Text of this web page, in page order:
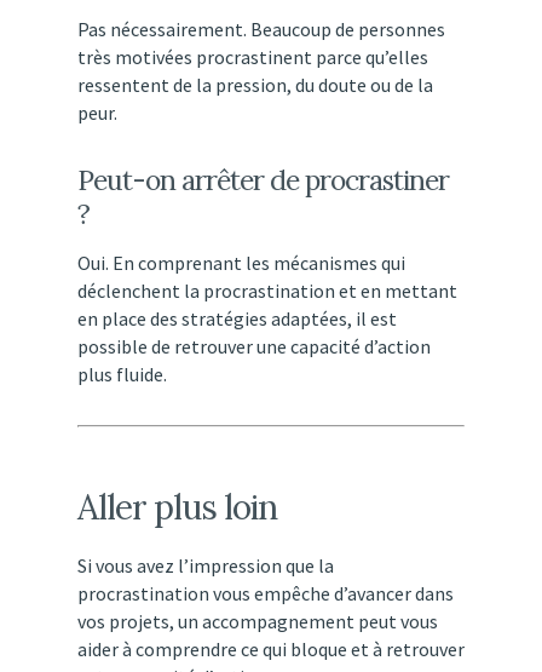
Pas nécessairement. Beaucoup de personnes
très motivées procrastinent parce qu’elles
ressententde la pression, du doute ou de la
peur.
Peut-onarrêterdeprocrastiner
?
Oui. En comprenant les mécanismes qui
déclenchent la procrastination eten mettant
en place des stratégies adaptées, il est
possible de retrouverune capacité d’action
plus fluide.
Allerplusloin
Si vous avez l’impression que la
procrastination vous empêche d’avancerdans
vos projets, un accompagnement peutvous
aiderà comprendre ce qui bloque età retrouver